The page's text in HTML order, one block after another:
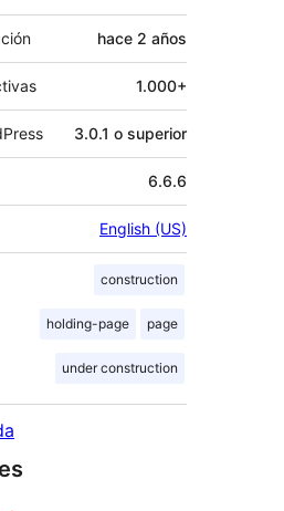
hace 2 años
1.000+
3.0.1 o superior
6.6.6
English (US)
construction
holding-page page
under construction